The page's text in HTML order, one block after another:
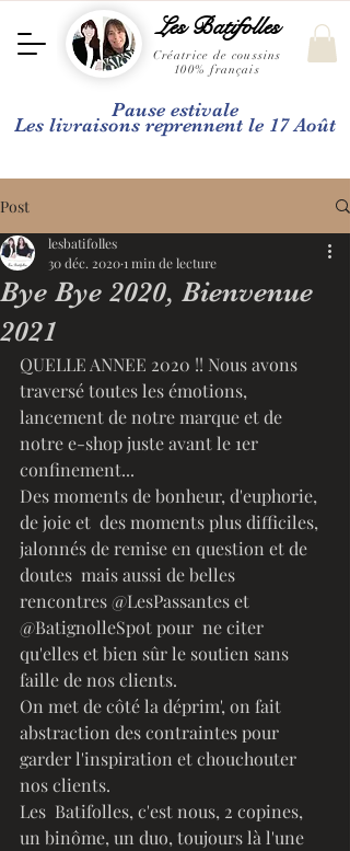
Les Batifolles
Créatrice de coussins
100% français
Pause estivale
Les livraisons reprennent le 17 Août
Post
Bye Bye 2020, Bienvenue
2021
lesbatifolles
30 déc. 2020 1 min de lecture
QUELLE ANNEE 2020 !! Nous avons
traversé toutes les émotions,
lancement de notre marque et de
notre e-shop juste avant le 1er
confinement...
Des moments de bonheur, d'euphorie,
de joie et  des moments plus difficiles,
jalonnés de remise en question et de
doutes  mais aussi de belles
rencontres @LesPassantes et
@BatignolleSpot pour  ne citer
qu'elles et bien sûr le soutien sans
faille de nos clients.
On met de côté la déprim', on fait
abstraction des contraintes pour
garder l'inspiration et chouchouter
nos clients.
Les  Batifolles, c'est nous, 2 copines,
un binôme, un duo, toujours là l'une